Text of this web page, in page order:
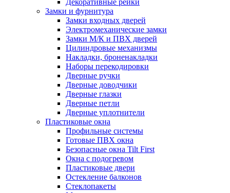
Декоративные рейки
Замки и фурнитура
Замки входных дверей
Электромеханические замки
Замки М/К и ПВХ дверей
Цилиндровые механизмы
Накладки, броненакладки
Наборы перекодировки
Дверные ручки
Дверные доводчики
Дверные глазки
Дверные петли
Дверные уплотнители
Пластиковые окна
Профильные системы
Готовые ПВХ окна
Безопасные окна Tilt First
Окна с подогревом
Пластиковые двери
Остекление балконов
Стеклопакеты